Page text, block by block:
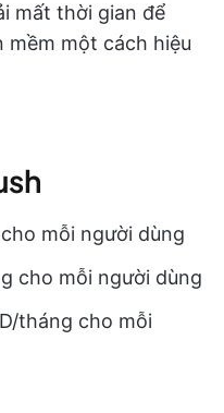
mất thời gian để
mềm một cách hiệu
mỗi người dùng
cho mỗi người dùng
tháng cho mỗi